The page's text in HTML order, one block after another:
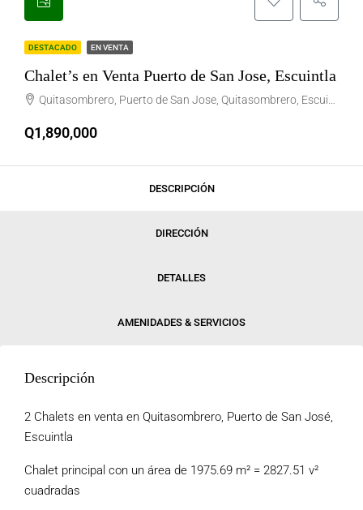
DESTACADO EN VENTA
Chalet’s en Venta Puerto de San Jose, Escuintla
Quitasombrero, Puerto de San Jose, Quitasombrero, Escuimtla, Puerto de San Jose, Guatemala
Q1,890,000
DESCRIPCIÓN
DIRECCIÓN
DETALLES
AMENIDADES & SERVICIOS
Descripción
2 Chalets en venta en Quitasombrero, Puerto de San José,
Escuintla
Chalet principal con un área de 1975.69 m² = 2827.51 v²
cuadradas